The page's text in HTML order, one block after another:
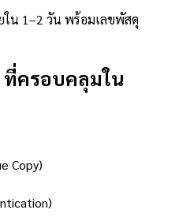
ใน 1–2 วัน พร้อมเลขพัสดุ
ที่ครอบคลุมใน
Copy)